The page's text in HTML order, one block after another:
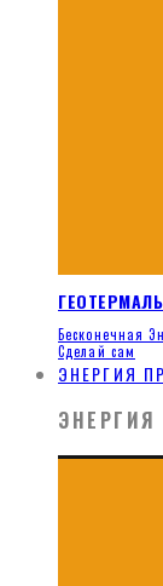
Бесконечная
Сделай сам
ЭНЕРГИЯ